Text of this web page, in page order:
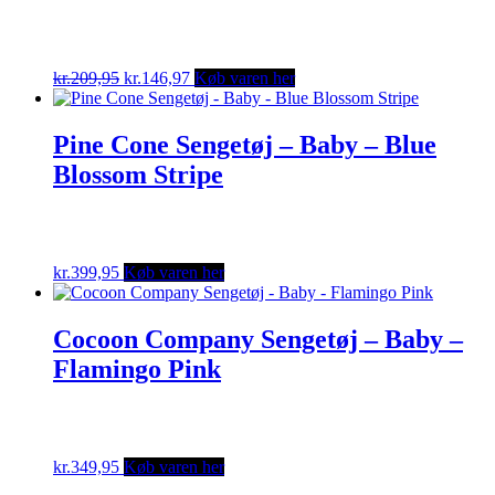
kr.209,95 Original
price
kr.209,95.
kr.146,97Current
price
kr.146,97.
Køb varen her
Pine Cone Sengetøj – Baby – Blue
Blossom Stripe
kr.399,95 Køb varen her
Cocoon Company Sengetøj – Baby –
Flamingo Pink
kr.349,95 Køb varen her